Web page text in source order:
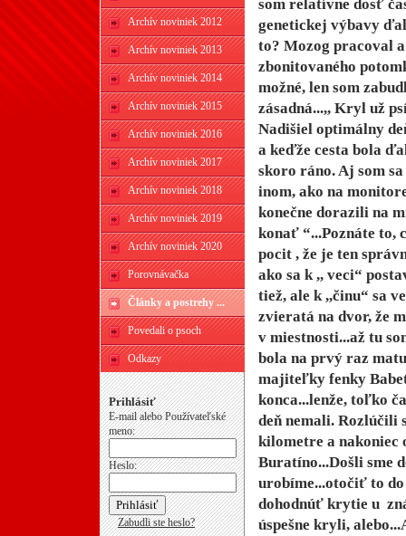
Archív noviniek 2012
Archív noviniek 2013
Archív noviniek 2014
Archív noviniek 2015
Archív noviniek 2016
Archív noviniek 2017
Archív noviniek 2018
Archív noviniek 2019
Archív noviniek 2020
Porovnávačka
Články a postrehy ...
Povedali o psoch
Odkazy
Prihlásiť
E-mail alebo Používateľské
meno:
Heslo:
Zabudli ste heslo?
som relatívne dosť
genetickej výbavy
to? Mozog pracoval
zbonitovaného
možné, len som
zásadná...,, Kryl už
Nadišiel optimálny
a keďže cesta bola
skoro ráno. Aj som
inom, ako na
konečne dorazili na
konať “...Poznáte to,
pocit , že je ten
ako sa k ,, veci“
tiež, ale k ,,činu“ sa
zvieratá na dvor, že
v miestnosti...až tu
bola na prvý raz
majiteľky fenky
konca...lenže, toľko
deň nemali. Rozlúčili
kilometre a nakoniec
Buratíno...Došli sme
urobíme...otočiť to do
dohodnúť krytie u
úspešne kryli,